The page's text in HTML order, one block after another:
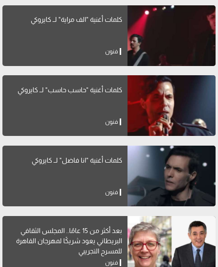
كلمات أغنية "الف مراية" لــ كايروكي
فنون
كلمات أغنية "حاسب حاسب" لــ كايروكي
فنون
كلمات أغنية "انا فاضل" لــ كايروكي
فنون
بعد أكثر من 15 عامًا.. المجلس الثقافي
البريطاني يعود شريكًا لمهرجان القاهرة
للمسرح التجريبي
فنون